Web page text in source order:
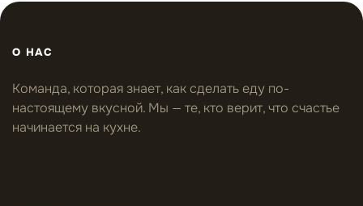
О НАС
Команда, которая знает, как сделать еду по-
настоящему вкусной. Мы — те, кто верит, что счастье
начинается на кухне.